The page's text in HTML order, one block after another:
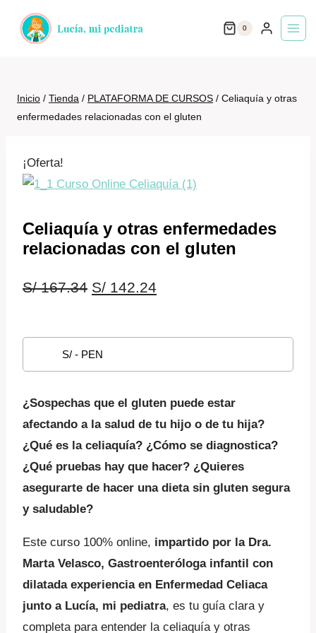
0
Inicio / Tienda / PLATAFORMA DE CURSOS / Celiaquía y otras
enfermedades relacionadas con el gluten
¡Oferta!
Celiaquía y otras enfermedades
relacionadas con el gluten
S/167.34 El
original
era:
S/ 142.24
actual
es:
S/ - PEN
¿Sospechas que el gluten puede estar
afectando a la salud de tu hijo o de tu hija?
¿Qué es la celiaquía? ¿Cómo se diagnostica?
¿Qué pruebas hay que hacer? ¿Quieres
asegurarte de hacer una dieta sin gluten segura
y saludable?
Este curso 100% online, impartido por la Dra.
Marta Velasco, Gastroenteróloga infantil con
dilatada experiencia en Enfermedad Celiaca
junto a Lucía, mi pediatra, es tu guía clara y
completa para entender la celiaquía y otras